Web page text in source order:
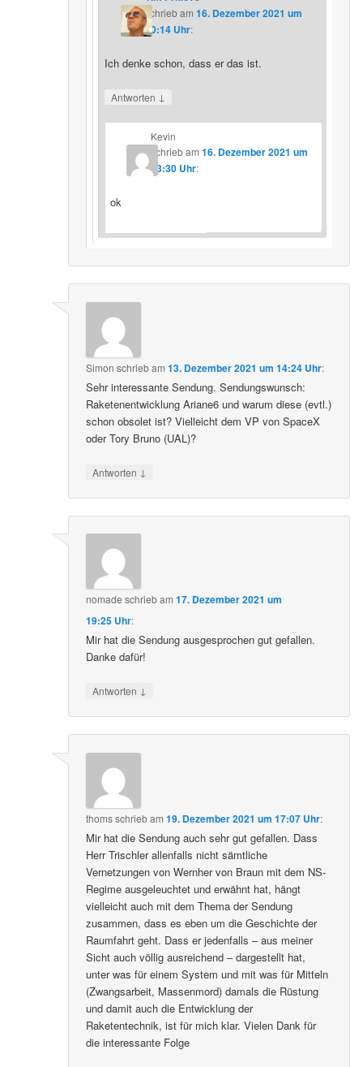
schriebam 16. Dezember 2021 um
20:14 Uhr:
Ich denke schon, dass er das ist.
Antworten ↓
Kevin
schriebam16. Dezember 2021 um
23:30 Uhr:
ok
Simon schriebam13. Dezember 2021 um 14:24 Uhr:
Sehr interessante Sendung. Sendungswunsch:
Raketenentwicklung Ariane6 und warum diese (evtl.)
schon obsolet ist? Vielleicht dem VP von SpaceX
oder Tory Bruno (UAL)?
Antworten ↓
nomade schriebam17. Dezember 2021 um
19:25 Uhr:
Mir hat die Sendung ausgesprochen gut gefallen.
Danke dafür!
Antworten ↓
thomsschriebam19. Dezember 2021 um 17:07 Uhr:
Mir hat die Sendung auch sehr gut gefallen. Dass
Herr Trischler allenfalls nicht sämtliche
Vernetzungen von Wernher von Braun mit dem NS-
Regime ausgeleuchtet und erwähnt hat, hängt
vielleicht auch mit dem Thema der Sendung
zusammen, dass es eben um die Geschichte der
Raumfahrt geht. Dass er jedenfalls – aus meiner
Sicht auch völlig ausreichend – dargestellt hat,
unter was für einem System und mit was für Mitteln
(Zwangsarbeit, Massenmord) damals die Rüstung
und damit auch die Entwicklung der
Raketentechnik, ist für mich klar. Vielen Dank für
die interessante Folge